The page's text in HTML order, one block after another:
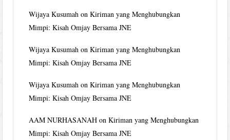
Wijaya Kusumah onKiriman yang Menghubungkan
Mimpi: Kisah Omjay Bersama JNE
Wijaya Kusumah onKiriman yang Menghubungkan
Mimpi: Kisah Omjay Bersama JNE
Wijaya Kusumah onKiriman yang Menghubungkan
Mimpi: Kisah Omjay Bersama JNE
AAM NURHASANAH onKiriman yang Menghubungkan
Mimpi: Kisah Omjay Bersama JNE